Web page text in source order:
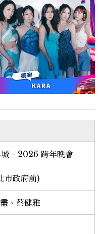
- 2026 跨年晚會
市政府前)
、蔡健雅